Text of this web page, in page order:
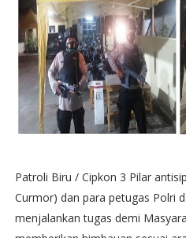
Patroli Biru / Cipkon 3 Pilar
Curmor) dan para petugas Polri
menjalankan tugas demi